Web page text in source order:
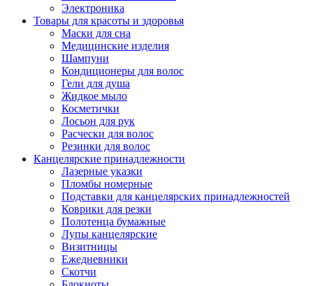
Электроника
Товары для красоты и здоровья
Маски для сна
Медицинские изделия
Шампуни
Кондиционеры для волос
Гели для душа
Жидкое мыло
Косметички
Лосьон для рук
Расчески для волос
Резинки для волос
Канцелярские принадлежности
Лазерные указки
Пломбы номерные
Подставки для канцелярских принадлежностей
Коврики для резки
Полотенца бумажные
Лупы канцелярские
Визитницы
Ежедневники
Скотчи